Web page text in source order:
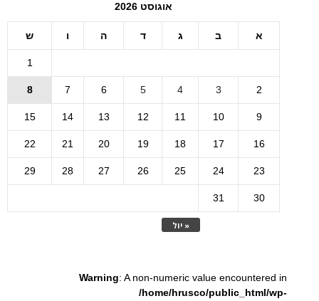
אוגוסט 2026
א ב ג ד ה ו ש
« יול
1
2
3
4
5
6
7
8
9
10
11
12
13
14
15
16
17
18
19
20
21
22
23
24
25
26
27
28
29
30
31
Warning: A non-numeric value encountered in
/home/hrusco/public_html/wp-